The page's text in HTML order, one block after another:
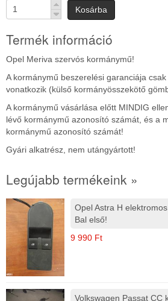
Kosárba
Termék információ
Opel Meriva szervós kormánymű!
A kormánymű beszerelési garanciája
vonatkozik (külső kormányösszekötő
A kormánymű vásárlása előtt MINDIG
lévő kormánymű azonosító számát, és a
kormánymű azonosító számát!
Gyári alkatrész, nem utángyártott!
Legújabb termékeink »
Opel Astra H
Bal első!
9 990 Ft
Volkswagen Passat CC